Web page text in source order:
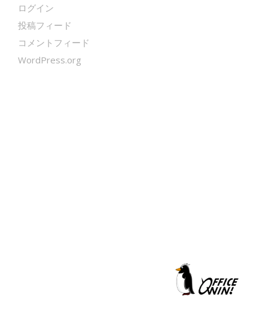
ログイン
投稿フィード
コメントフィード
WordPress.org